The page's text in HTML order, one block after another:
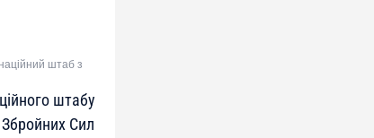
штаб з
штабу
Сил